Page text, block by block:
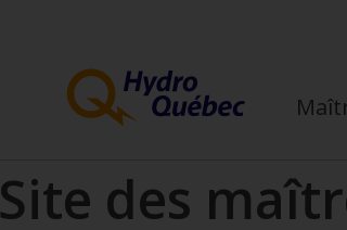
contenu
principal
menu
de
de
des